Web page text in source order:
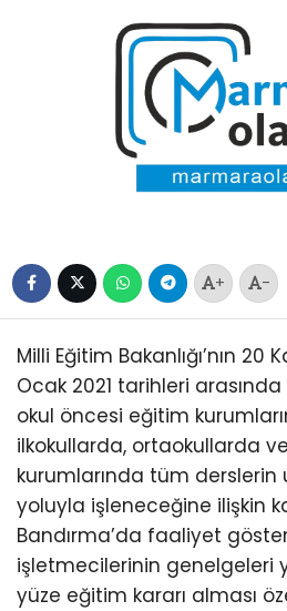
+ -
Milli Eğitim Bakanlığı’nın 20
Ocak 2021 tarihleri
okul öncesi eğitim
ilkokullarda, ortaokullarda
kurumlarında tüm
yoluyla işleneceğine ilişkin
Bandırma’da faaliyet
işletmecilerinin genelgeleri
yüze eğitim kararı alması